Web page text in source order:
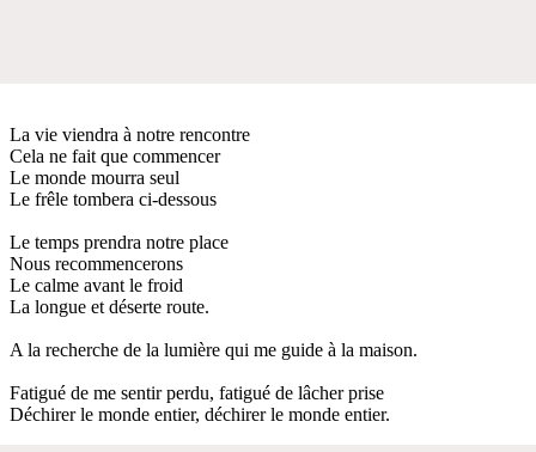
La vie viendra à notre rencontre
Cela ne fait que commencer
Le monde mourra seul
Le frêle tombera ci-dessous
Le temps prendra notre place
Nous recommencerons
Le calme avant le froid
La longue et déserte route.
A la recherche de la lumière qui me guide à la maison.
Fatigué de me sentir perdu, fatigué de lâcher prise
Déchirer le monde entier, déchirer le monde entier.